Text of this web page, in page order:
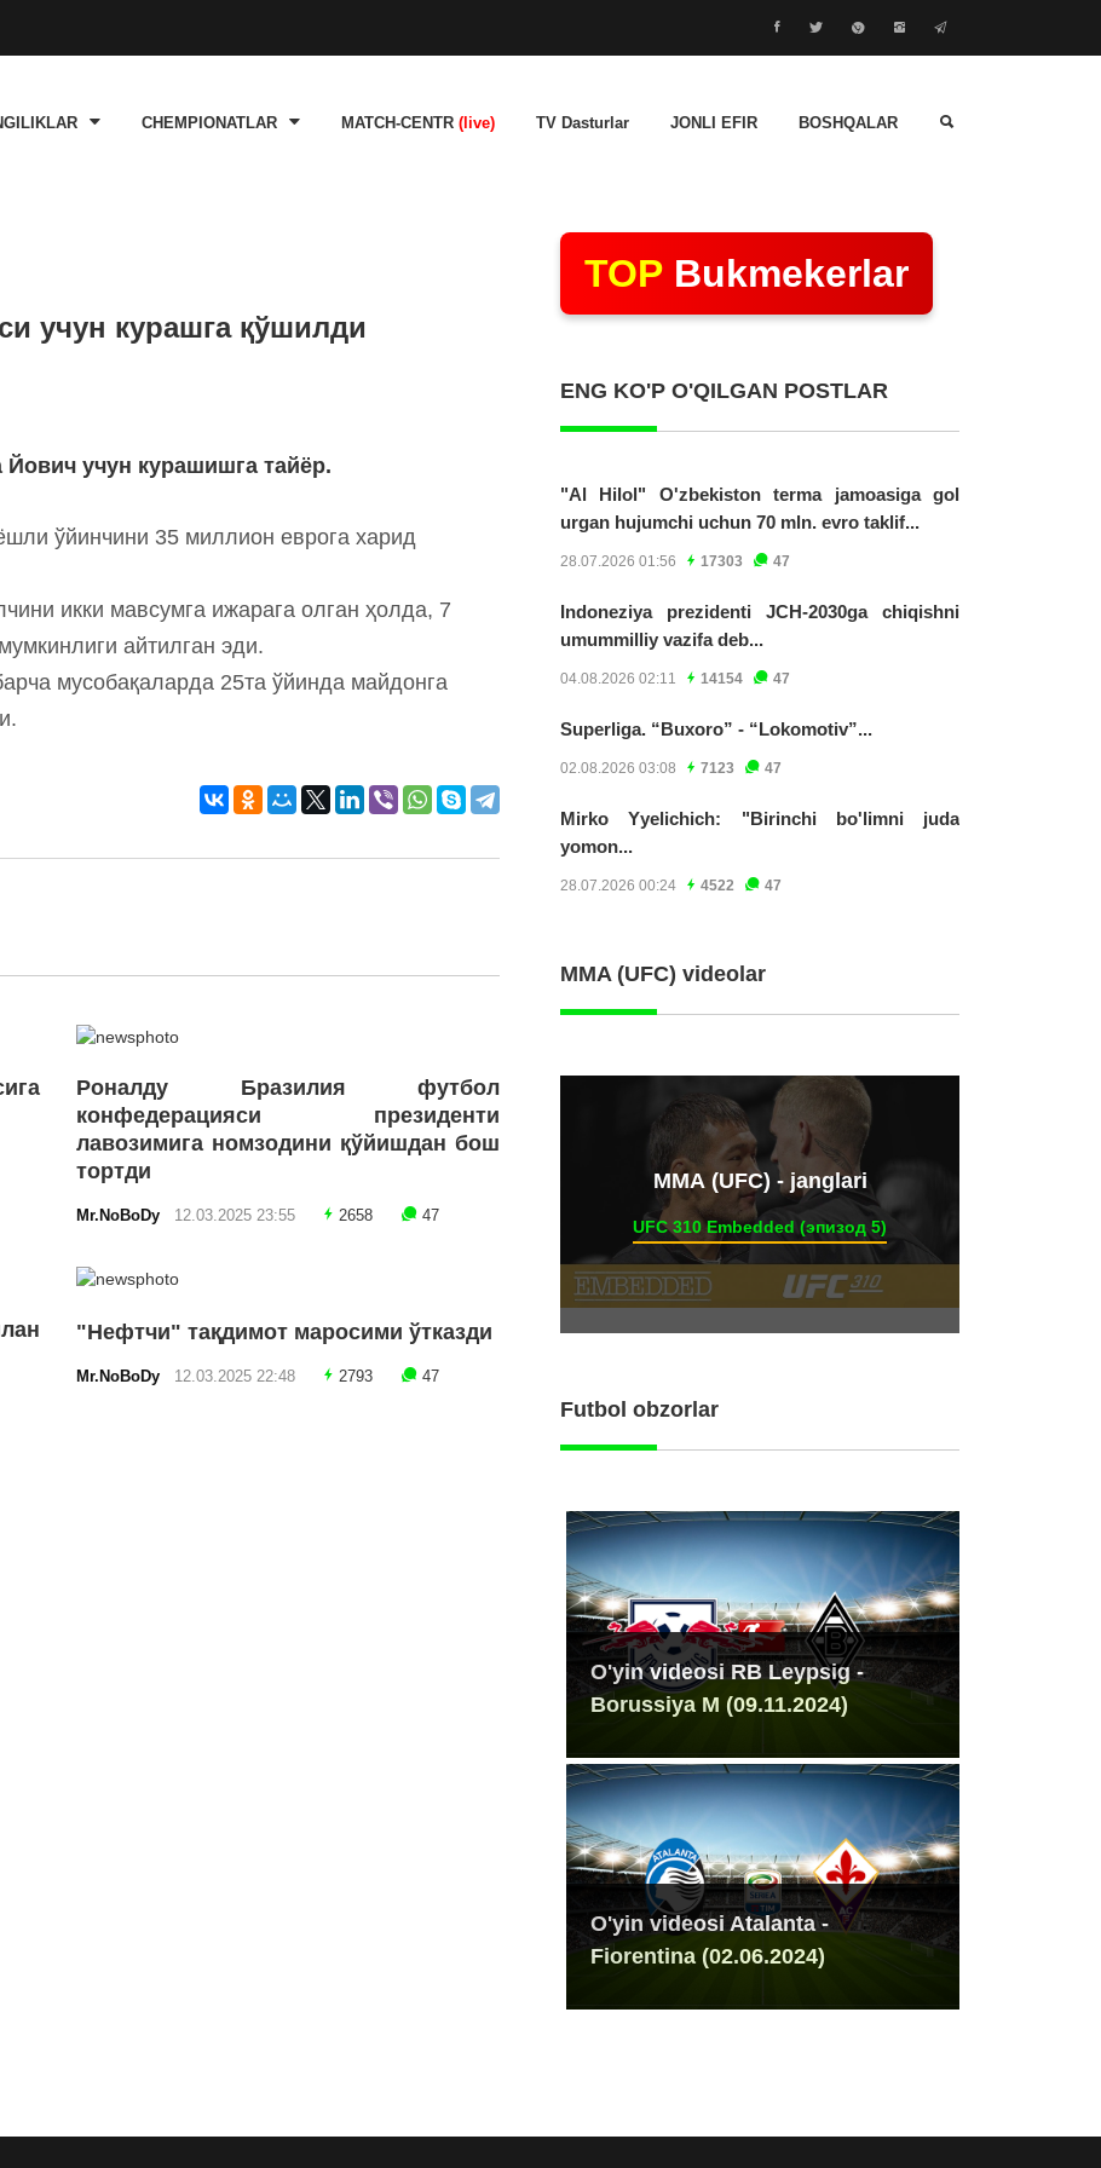
CHEMPIONATLAR MATCH-CENTR (live) TV Dasturlar JONLI EFIR BOSHQALAR
учун курашга қўшилди
учун курашишга тайёр.
ўйинчини 35 миллион еврога харид
икки мавсумга ижарага олган ҳолда, 7
айтилган эди.
мусобақаларда 25та ўйинда майдонга
Роналду Бразилия футбол
конфедерацияси президенти
лавозимига номзодини қўйишдан бош
тортди
Mr.NoBoDy 12.03.2025 23:55 2658 47
"Нефтчи" тақдимот маросими ўтказди
Mr.NoBoDy 12.03.2025 22:48 2793 47
TOP Bukmekerlar
ENG KO'P O'QILGAN POSTLAR
"Al Hilol" O'zbekiston terma jamoasiga gol
urgan hujumchi uchun 70 mln. evro taklif...
28.07.2026 01:56 17303 47
Indoneziya prezidenti JCH-2030ga chiqishni
umummilliy vazifa deb...
04.08.2026 02:11 14154 47
Superliga. “Buxoro” - “Lokomotiv”...
02.08.2026 03:08 7123 47
Mirko Yyelichich: "Birinchi bo'limni juda
yomon...
28.07.2026 00:24 4522 47
MMA (UFC) videolar
ММА (UFC) - janglari
UFC 310 Embedded (эпизод 5)
Futbol obzorlar
O'yin videosi RB Leypsig -
Borussiya M (09.11.2024)
O'yin videosi Atalanta -
Fiorentina (02.06.2024)